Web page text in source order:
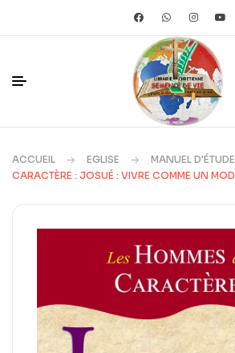
ACCUEIL EGLISE MANUEL D'ÉTUDE
CARACTÈRE : JOSUÉ : VIVRE COMME UN
Quelqu'un à Lomé, Togo a acheté
La chambre de guerre
About 5 hours ago